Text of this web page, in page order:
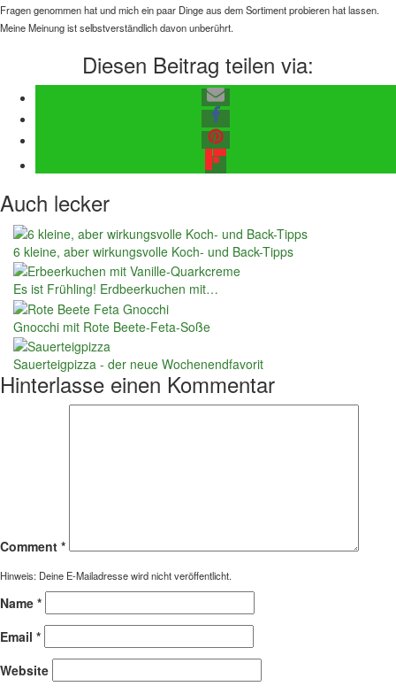
Fragen genommen hat und mich ein paar Dinge aus dem Sortiment probieren hat lassen.
Meine Meinung ist selbstverständlich davon unberührt.
Diesen Beitrag teilen via:
Auch lecker
6 kleine, aber wirkungsvolle Koch- und Back-Tipps
Es ist Frühling! Erdbeerkuchen mit…
Gnocchi mit Rote Beete-Feta-Soße
Sauerteigpizza - der neue Wochenendfavorit
Hinterlasse einen Kommentar
Comment *
Hinweis: Deine E-Mailadresse wird nicht veröffentlicht.
Name *
Email *
Website